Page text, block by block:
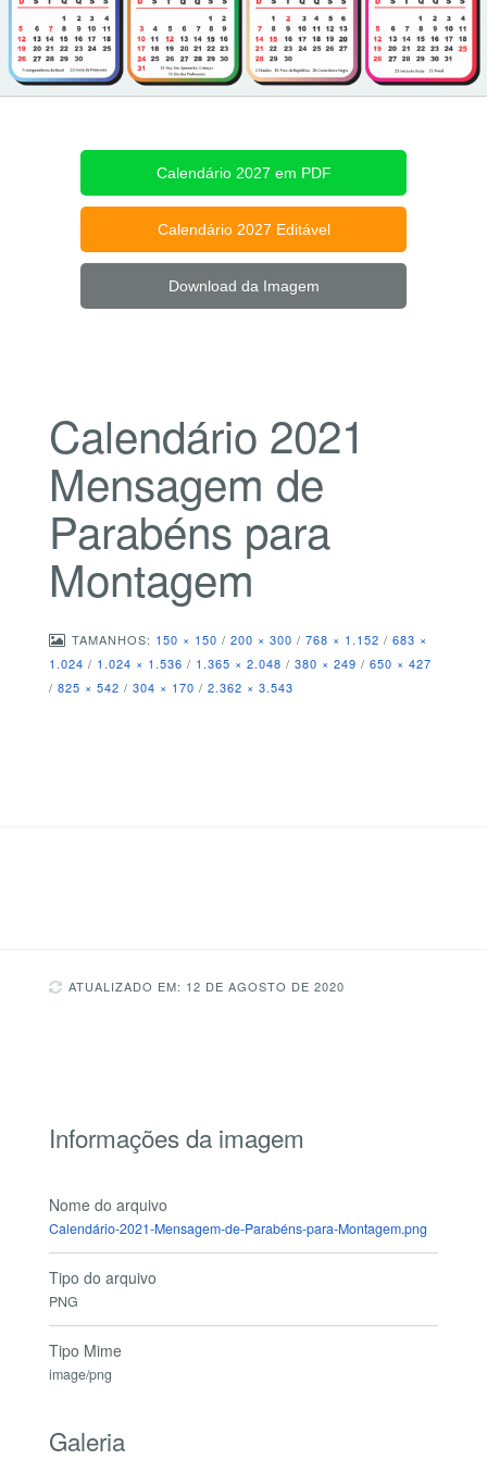
Calendário 2027 em PDF
Calendário 2027 Editável
Download da Imagem
Calendário 2021
Mensagem de
Parabéns para
Montagem
TAMANHOS: 150 × 150 / 200 × 300 / 768 × 1.152 / 683 ×
1.024 / 1.024 × 1.536 / 1.365 × 2.048 / 380 × 249 / 650 × 427
/ 825 × 542 / 304 × 170 / 2.362 × 3.543
ATUALIZADO EM: 12 DE AGOSTO DE 2020
Informações da imagem
Nome do arquivo
Calendário-2021-Mensagem-de-Parabéns-para-Montagem.png
Tipo do arquivo
PNG
Tipo Mime
image/png
Galeria